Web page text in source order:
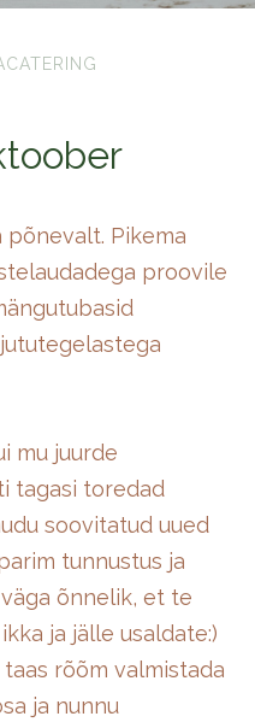
Pikema
proovile
mu juurde
tagasi toredad
soovitatud uued
tunnustus ja
õnnelik, et te
ja jälle usaldate:)
rõõm valmistada
ja nunnu